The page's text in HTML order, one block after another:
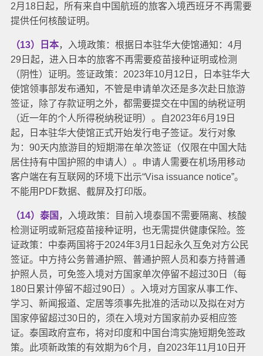
2月18日起，所有来自中国航班的旅客入境西班牙不再需要
提供任何核酸证明。
（13）日本，入境政策：根据日本驻华大使馆通知：4月
29日起，进入日本的旅客不再需要疫苗接种证明或检测
（阴性）证明。 签证政策：2023年10月12日，日本驻华大
使馆领事部发布通知，不管是申请单次还是多次赴日旅游
签证，除了存款证明之外，都需要提交在中国的纳税证明
（近一年的个人所得税纳税证明）。自2023年6月19日
起，日本驻华大使馆正式开始发行电子签证。发行对象
为：90天内旅游目的短期滞在单次签证（仅限在中国大陆
居住持有中国护照的申请人）。申请人需要在机场用移动
客户端在有互联网的环境下出示“Visa issuance notice”。
不能用PDF数据、截屏及打印版。
（14）泰国 ，入境政策：目前入境泰国不需要隔离、核酸
检测证明或新冠疫苗接种证明，也无需提供健康保险。 签
证政策：中泰两国将于2024年3月1日起永久互免对方公民
签证。 中方持公务普通护照、普通护照人员和泰方持普通
护照人员，可免签入境对方国家单次停留不超过30日（每
180日累计停留不超过90日）。入境对方国家从事工作、
学习、新闻报道、定居等须事先批准的活动以及拟在对方
国家停留超过30日的，须在入境对方国家前办妥相应签
证。 泰国政府宣布，将对印度和中国台湾实施短期免签政
策。此项新政策的有效期为6个月，自2023年11月10日开